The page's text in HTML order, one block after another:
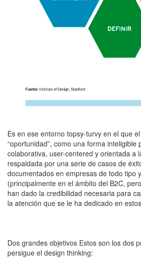
Es en ese entorno topsy-turvy en el que
“oportunidad”, como una forma inteligible
colaborativa, user-centered y orientada a
respaldada por una serie de casos de
documentados en empresas de todo tipo
(principalmente en el ámbito del B2C,
han dado la credibilidad necesaria para
la atención que se le ha dedicado en
Dos grandes objetivos Estos son los dos
persigue el design thinking: